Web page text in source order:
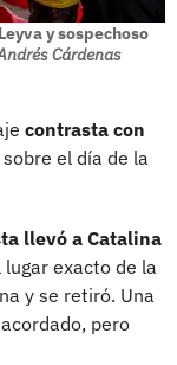
y sospechoso
Cárdenas
contrasta con
sobre el día de la
llevó a Catalina
exacto de la
y se retiró. Una
pero